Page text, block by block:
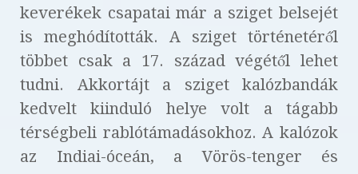
keverékek csapatai már a sziget belsejét
is meghódították. A sziget történetéről
többet csak a 17. század végétől lehet
tudni. Akkortájt a sziget kalózbandák
kedvelt kiinduló helye volt a tágabb
térségbeli rablótámadásokhoz. A kalózok
az Indiai-óceán, a Vörös-tenger és